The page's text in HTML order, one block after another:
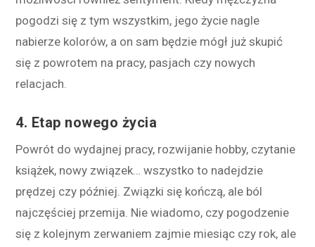
pogodzi się z tym wszystkim, jego życie nagle
nabierze kolorów, a on sam będzie mógł już skupić
się z powrotem na pracy, pasjach czy nowych
relacjach.
4. Etap nowego życia
Powrót do wydajnej pracy, rozwijanie hobby, czytanie
książek, nowy związek… wszystko to nadejdzie
prędzej czy później. Związki się kończą, ale ból
najczęściej przemija. Nie wiadomo, czy pogodzenie
się z kolejnym zerwaniem zajmie miesiąc czy rok, ale